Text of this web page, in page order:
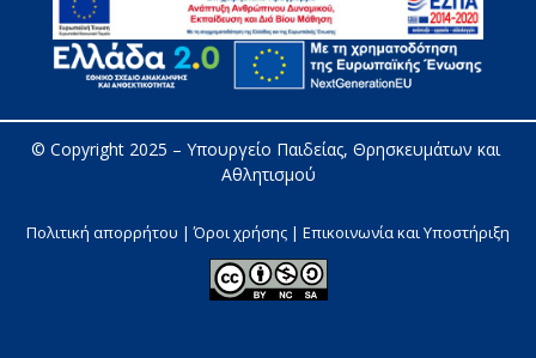
© Copyright 2025 – Υπουργείο Παιδείας, Θρησκευμάτων και
Αθλητισμού
Πολιτική απορρήτου | Όροι χρήσης | Επικοινωνία και Υποστήριξη